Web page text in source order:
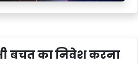
बचत का निवेश करना